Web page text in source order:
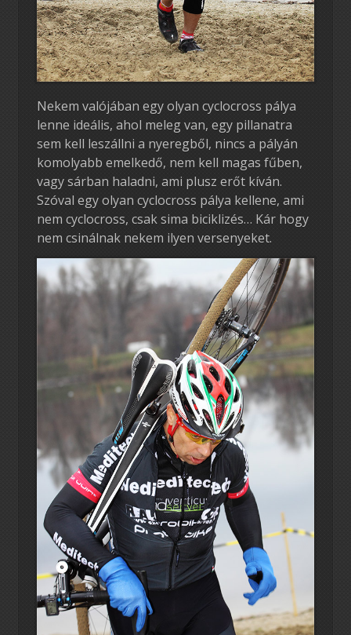
Nekem valójában egy olyan cyclocross pálya
lenne ideális, ahol meleg van, egy pillanatra
sem kell leszállni a nyeregből, nincs a pályán
komolyabb emelkedő, nem kell magas fűben,
vagy sárban haladni, ami plusz erőt kíván.
Szóval egy olyan cyclocross pálya kellene, ami
nem cyclocross, csak sima biciklizés… Kár hogy
nem csinálnak nekem ilyen versenyeket.